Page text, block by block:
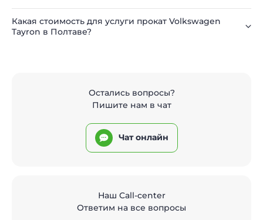
Какая стоимость для услуги прокат Volkswagen
Tayron в Полтаве?
Остались вопросы?
Пишите нам в чат
Чат онлайн
Наш Call-center
Ответим на все вопросы